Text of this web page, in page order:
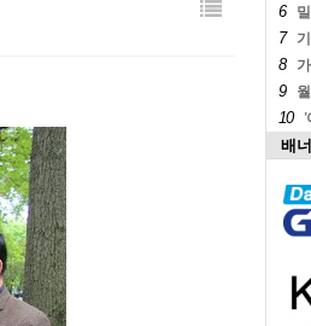
6
7
8
9
10 '
배너